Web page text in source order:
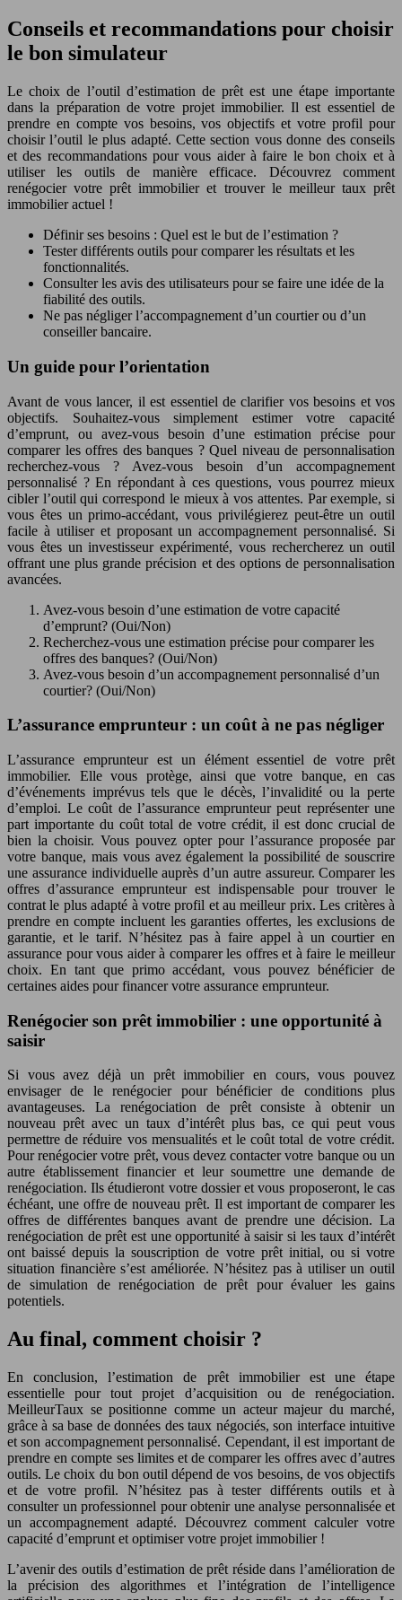
Conseils et recommandations pour choisir
le bon simulateur
Le choix de l’outil d’estimation de prêt est une étape importante
dans la préparation de votre projet immobilier. Il est essentiel de
prendre en compte vos besoins, vos objectifs et votre profil pour
choisir l’outil le plus adapté. Cette section vous donne des conseils
et des recommandations pour vous aider à faire le bon choix et à
utiliser les outils de manière efficace. Découvrez comment
renégocier votre prêt immobilier et trouver le meilleur taux prêt
immobilier actuel !
Définir ses besoins : Quel est le but de l’estimation ?
Tester différents outils pour comparer les résultats et les
fonctionnalités.
Consulter les avis des utilisateurs pour se faire une idée de la
fiabilité des outils.
Ne pas négliger l’accompagnement d’un courtier ou d’un
conseiller bancaire.
Un guide pour l’orientation
Avant de vous lancer, il est essentiel de clarifier vos besoins et vos
objectifs. Souhaitez-vous simplement estimer votre capacité
d’emprunt, ou avez-vous besoin d’une estimation précise pour
comparer les offres des banques ? Quel niveau de personnalisation
recherchez-vous ? Avez-vous besoin d’un accompagnement
personnalisé ? En répondant à ces questions, vous pourrez mieux
cibler l’outil qui correspond le mieux à vos attentes. Par exemple, si
vous êtes un primo-accédant, vous privilégierez peut-être un outil
facile à utiliser et proposant un accompagnement personnalisé. Si
vous êtes un investisseur expérimenté, vous rechercherez un outil
offrant une plus grande précision et des options de personnalisation
avancées.
Avez-vous besoin d’une estimation de votre capacité
d’emprunt? (Oui/Non)
Recherchez-vous une estimation précise pour comparer les
offres des banques? (Oui/Non)
Avez-vous besoin d’un accompagnement personnalisé d’un
courtier? (Oui/Non)
L’assurance emprunteur : un coût à ne pas négliger
L’assurance emprunteur est un élément essentiel de votre prêt
immobilier. Elle vous protège, ainsi que votre banque, en cas
d’événements imprévus tels que le décès, l’invalidité ou la perte
d’emploi. Le coût de l’assurance emprunteur peut représenter une
part importante du coût total de votre crédit, il est donc crucial de
bien la choisir. Vous pouvez opter pour l’assurance proposée par
votre banque, mais vous avez également la possibilité de souscrire
une assurance individuelle auprès d’un autre assureur. Comparer les
offres d’assurance emprunteur est indispensable pour trouver le
contrat le plus adapté à votre profil et au meilleur prix. Les critères à
prendre en compte incluent les garanties offertes, les exclusions de
garantie, et le tarif. N’hésitez pas à faire appel à un courtier en
assurance pour vous aider à comparer les offres et à faire le meilleur
choix. En tant que primo accédant, vous pouvez bénéficier de
certaines aides pour financer votre assurance emprunteur.
Renégocier son prêt immobilier : une opportunité à
saisir
Si vous avez déjà un prêt immobilier en cours, vous pouvez
envisager de le renégocier pour bénéficier de conditions plus
avantageuses. La renégociation de prêt consiste à obtenir un
nouveau prêt avec un taux d’intérêt plus bas, ce qui peut vous
permettre de réduire vos mensualités et le coût total de votre crédit.
Pour renégocier votre prêt, vous devez contacter votre banque ou un
autre établissement financier et leur soumettre une demande de
renégociation. Ils étudieront votre dossier et vous proposeront, le cas
échéant, une offre de nouveau prêt. Il est important de comparer les
offres de différentes banques avant de prendre une décision. La
renégociation de prêt est une opportunité à saisir si les taux d’intérêt
ont baissé depuis la souscription de votre prêt initial, ou si votre
situation financière s’est améliorée. N’hésitez pas à utiliser un outil
de simulation de renégociation de prêt pour évaluer les gains
potentiels.
Au final, comment choisir ?
En conclusion, l’estimation de prêt immobilier est une étape
essentielle pour tout projet d’acquisition ou de renégociation.
MeilleurTaux se positionne comme un acteur majeur du marché,
grâce à sa base de données des taux négociés, son interface intuitive
et son accompagnement personnalisé. Cependant, il est important de
prendre en compte ses limites et de comparer les offres avec d’autres
outils. Le choix du bon outil dépend de vos besoins, de vos objectifs
et de votre profil. N’hésitez pas à tester différents outils et à
consulter un professionnel pour obtenir une analyse personnalisée et
un accompagnement adapté. Découvrez comment calculer votre
capacité d’emprunt et optimiser votre projet immobilier !
L’avenir des outils d’estimation de prêt réside dans l’amélioration de
la précision des algorithmes et l’intégration de l’intelligence